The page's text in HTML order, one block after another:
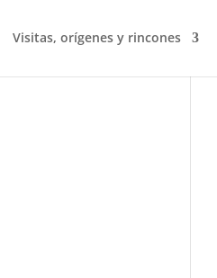
Visitas, orígenes y rincones